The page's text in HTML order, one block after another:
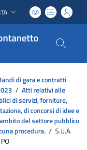
Lingua attiva:
ITA
di gara e contratti
/ Atti relativi alle
di servizi, forniture,
di concorsi di idee e
del settore pubblico
procedura. / S.U.A.